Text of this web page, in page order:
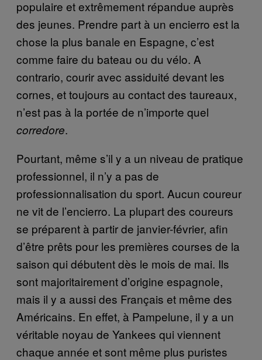
populaire et extrêmement répandue auprès
des jeunes. Prendre part à un encierro est la
chose la plus banale en Espagne, c’est
comme faire du bateau ou du vélo. A
contrario, courir avec assiduité devant les
cornes, et toujours au contact des taureaux,
n’est pas à la portée de n’importe quel
corredore.
Pourtant, même s’il y a un niveau de pratique
professionnel, il n’y a pas de
professionnalisation du sport. Aucun coureur
ne vit de l’encierro. La plupart des coureurs
se préparent à partir de janvier-février, afin
d’être prêts pour les premières courses de la
saison qui débutent dès le mois de mai. Ils
sont majoritairement d’origine espagnole,
mais il y a aussi des Français et même des
Américains. En effet, à Pampelune, il y a un
véritable noyau de Yankees qui viennent
chaque année et sont même plus puristes